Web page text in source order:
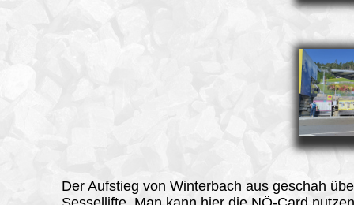
Der Aufstieg von Winterbach aus geschah